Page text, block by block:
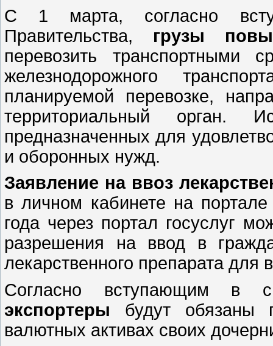
С 1 марта, согласно
Правительства, грузы
перевозить транспортными
железнодорожного
планируемой перевозке,
территориальный орган.
предназначенных для
и оборонных нужд.
Заявление на ввоз
в личном кабинете на
года через портал госуслуг
разрешения на ввод в
лекарственного препарата для
Согласно вступающим в
экспортеры будут обязаны
валютных активах своих